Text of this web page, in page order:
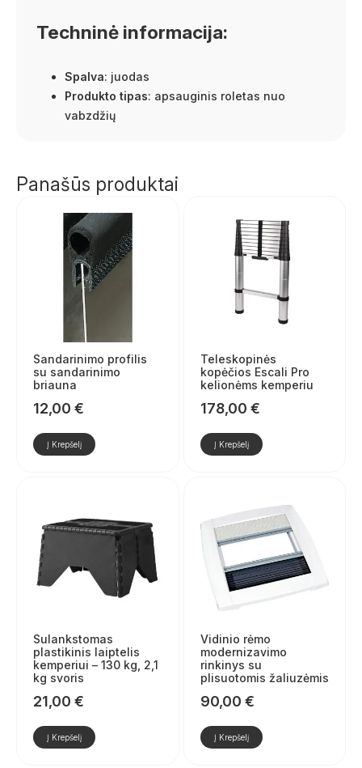
Techninė informacija:
Spalva: juodas
Produkto tipas: apsauginis roletas nuo
vabzdžių
Panašūs produktai
Sandarinimo profilis
su sandarinimo
briauna
12,00 €
Į Krepšelį
Teleskopinės
kopėčios Escali Pro
kelionėms kemperiu
178,00 €
Į Krepšelį
Sulankstomas
plastikinis laiptelis
kemperiui – 130 kg, 2,1
kg svoris
21,00 €
Į Krepšelį
Vidinio rėmo
modernizavimo
rinkinys su
plisuotomis žaliuzėmis
90,00 €
Į Krepšelį